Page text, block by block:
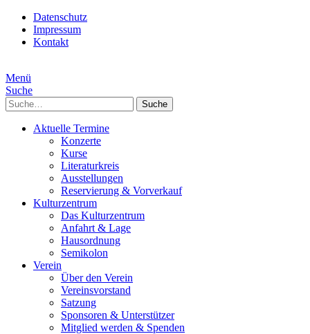
Datenschutz
Impressum
Kontakt
Menü
Suche
Suche
Aktuelle Termine
Konzerte
Kurse
Literaturkreis
Ausstellungen
Reservierung & Vorverkauf
Kulturzentrum
Das Kulturzentrum
Anfahrt & Lage
Hausordnung
Semikolon
Verein
Über den Verein
Vereinsvorstand
Satzung
Sponsoren & Unterstützer
Mitglied werden & Spenden